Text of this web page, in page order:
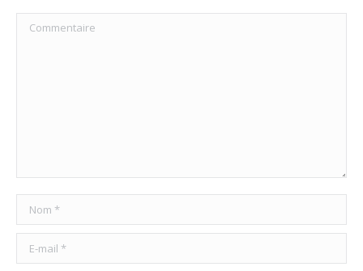
Commentaire
Nom *
E-mail *